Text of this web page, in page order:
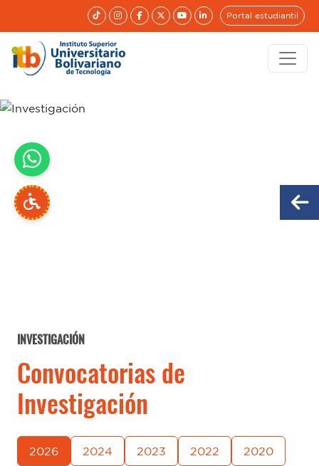
Portal estudiantil
INVESTIGACIÓN
Convocatorias de
Investigación
2026 2024 2023 2022 2020